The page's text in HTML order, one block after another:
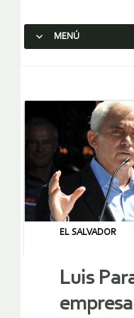
MENÚ
EL SALVADOR
Luis